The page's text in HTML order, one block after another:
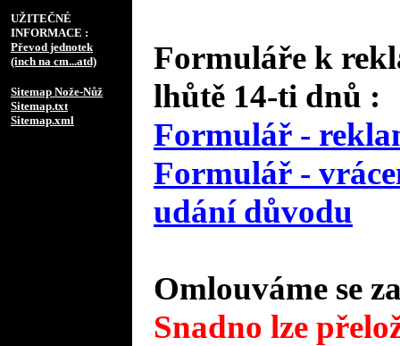
UŽITEČNÉ
INFORMACE :
Převod jednotek
(inch na cm...atd)
Sitemap Nože-Nůž
Sitemap.txt
Sitemap.xml
Formuláře k
lhůtě 14-ti dnů :
Formulář -
Formulář -
udání důvodu
Omlouváme se
Snadno lze